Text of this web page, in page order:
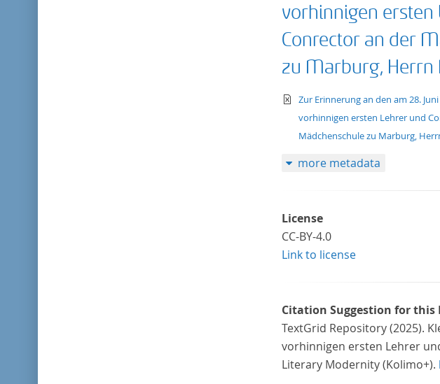
vorhinnigen ersten
Conrector an der
zu Marburg, Herrn
text/xml
Zur Erinnerung an den am 28.
vorhinnigen ersten Lehrer und
Mädchenschule zu Marburg,
more metadata
License
CC-BY-4.0
Link to license
Citation Suggestion for this
TextGrid Repository (2025).
vorhinnigen ersten Lehrer
Literary Modernity (Kolimo+).